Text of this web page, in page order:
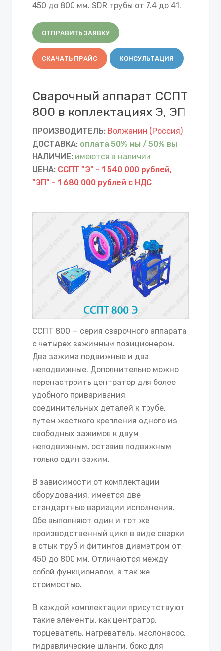
450 до 800 мм. SDR трубы от 7.4 до 41.
ОТПРАВИТЬ ЗАЯВКУ
СКАЧАТЬ ПРАЙС КОНСУЛЬТАЦИЯ
Сварочный аппарат ССПТ
800 в коплектациях Э, ЭП
ПРОИЗВОДИТЕЛЬ: Волжанин (Россия)
ДОСТАВКА: оплата 50% мы / 50% вы
НАЛИЧИЕ: имеются в наличии
ЦЕНА: ССПТ "Э" - 1 540 000 рублей,
"ЭП" - 1 680 000 рублей с НДС
ССПТ 800 — серия сварочного аппарата
с четырех зажимным позиционером.
Два зажима подвижные и два
неподвижные. Дополнительно можно
перенастроить центратор для более
удобного приваривания
соединительных деталей к трубе,
путем жесткого крепления одного из
свободных зажимов к двум
неподвижным, оставив подвижным
только один зажим.
В зависимости от комплектации
оборудования, имеется две
стандартные вариации исполнения.
Обе выполняют один и тот же
производственный цикл в виде сварки
в стык труб и фитингов диаметром от
450 до 800 мм. Отличаются между
собой функционалом, а так же
стоимостью.
В каждой комплектации присутствуют
такие элементы, как центратор,
торцеватель, нагреватель, маслонасос,
гидравлические шланги, бокс для